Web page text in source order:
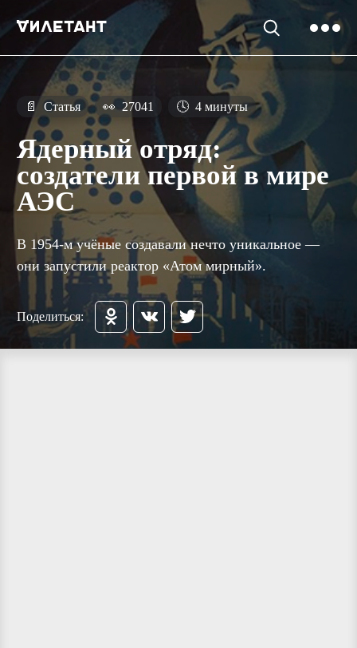
📄 Статья 👀 27041 🕓 4 минуты
Ядерный отряд:
создатели первой в мире
АЭС
В 1954-м учёные создавали нечто уникальное —
они запустили реактор «Атом мирный».
Поделиться: